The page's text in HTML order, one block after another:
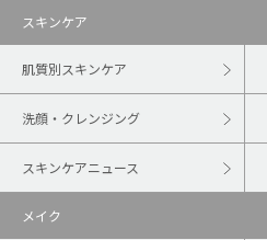
スキンケア
肌質別スキンケア
洗顔・クレンジング
スキンケアニュース
メイク